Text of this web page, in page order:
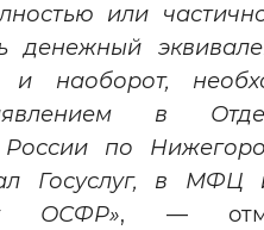
или
денежный
и наоборот,
в
по
Госуслуг, в МФЦ
ОСФР», —